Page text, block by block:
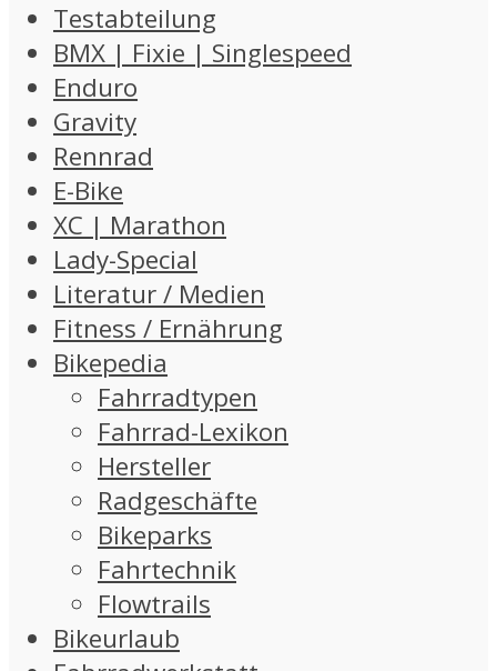
Testabteilung
BMX | Fixie | Singlespeed
Enduro
Gravity
Rennrad
E-Bike
XC | Marathon
Lady-Special
Literatur / Medien
Fitness / Ernährung
Bikepedia
Fahrradtypen
Fahrrad-Lexikon
Hersteller
Radgeschäfte
Bikeparks
Fahrtechnik
Flowtrails
Bikeurlaub